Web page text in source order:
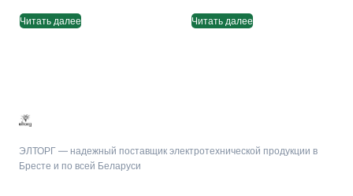
Читать далее Читать далее
ЭЛТОРГ — надежный поставщик электротехнической продукции в
Бресте и по всей Беларуси